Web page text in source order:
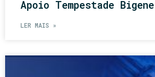
Apoio Tempestade Bigene
LER MAIS »